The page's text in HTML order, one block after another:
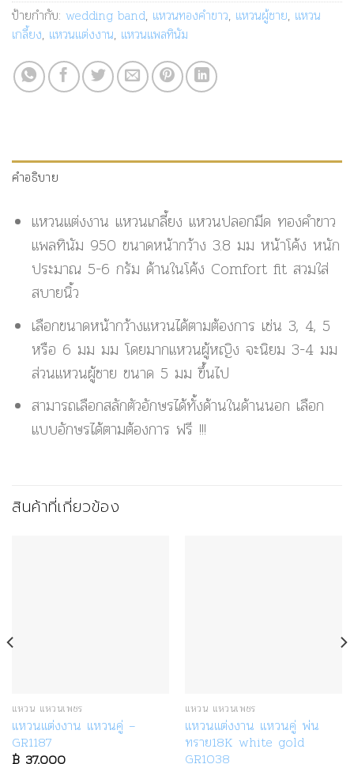
ป้ายกำกับ: wedding band, แหวนทองคำขาว, แหวนผู้ชาย, แหวน
เกลี้ยง, แหวนแต่งงาน, แหวนแพลทินัม
คำอธิบาย
แหวนแต่งงาน แหวนเกลี้ยง แหวนปลอกมีด ทองคำขาว
แพลทินัม 950 ขนาดหน้ากว้าง 3.8 มม หน้าโค้ง หนัก
ประมาณ 5-6 กรัม ด้านในโค้ง Comfort fit สวมใส่
สบายนิ้ว
เลือกขนาดหน้ากว้างแหวนได้ตามต้องการ เช่น 3, 4, 5
หรือ 6 มม มม โดยมากแหวนผู้หญิง จะนิยม 3-4 มม
ส่วนแหวนผู้ชาย ขนาด 5 มม ขึ้นไป
สามารถเลือกสลักตัวอักษรได้ทั้งด้านในด้านนอก เลือก
แบบอักษรได้ตามต้องการ ฟรี !!!
สินค้าที่เกี่ยวข้อง
แหวน แหวนเพชร
แหวนแต่งงาน แหวนคู่ –
GR1187
฿37,000
แหวน แหวนเพชร
แหวนแต่งงาน แหวนคู่ พ่น
ทราย18K white gold
GR1038